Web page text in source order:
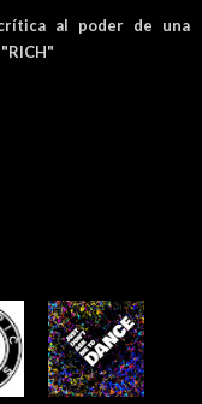
crítica al poder de una